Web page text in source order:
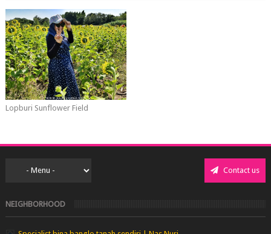
Lopburi Sunflower Field
Contact us
NEIGHBORHOOD